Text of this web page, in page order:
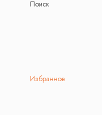
Поиск
Избранное